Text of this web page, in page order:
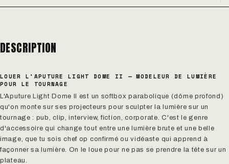
DESCRIPTION
LOUER L'APUTURE LIGHT DOME II — MODELEUR DE LUMIÈRE
POUR LE TOURNAGE
L'Aputure Light Dome II est un softbox parabolique (dôme profond)
qu'on monte sur ses projecteurs pour sculpter la lumière sur un
tournage : pub, clip, interview, fiction, corporate. C'est le genre
d'accessoire qui change tout entre une lumière brute et une belle
image, que tu sois chef op confirmé ou vidéaste qui apprend à
façonner sa lumière. On le loue pour ne pas se prendre la tête sur un
plateau.